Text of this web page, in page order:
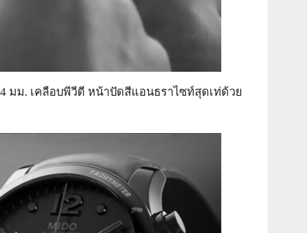
มม. เคลือบพีวีดี หน้าปัดสีแอนธราไซท์สุดเท่ด้วย